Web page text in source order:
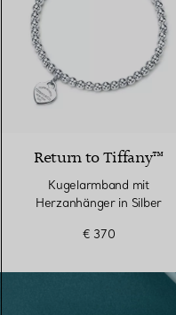
Return to Tiffany™
Kugelarmband mit
Herzanhänger in Silber
€ 370